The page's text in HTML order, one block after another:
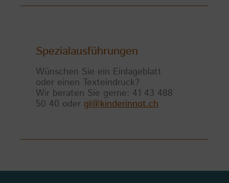
Spezialausführungen
Wünschen Sie ein Einlageblatt
oder einen Texteindruck?
Wir beraten Sie gerne: 41 43 488
50 40 oder gl@kinderinnot.ch